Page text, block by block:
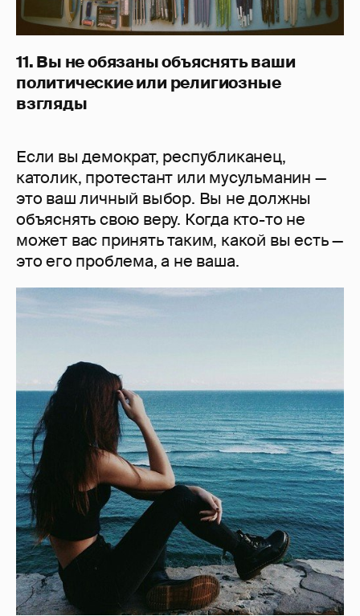
11. Вы не обязаны объяснять ваши
политические или религиозные
взгляды
Если вы демократ, республиканец,
католик, протестант или мусульманин —
это ваш личный выбор. Вы не должны
объяснять свою веру. Когда кто-то не
может вас принять таким, какой вы есть —
это его проблема, а не ваша.